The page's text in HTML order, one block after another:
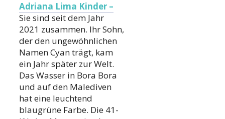
Adriana Lima Kinder –
Sie sind seit dem Jahr
2021 zusammen. Ihr Sohn,
der den ungewöhnlichen
Namen Cyan trägt, kam
ein Jahr später zur Welt.
Das Wasser in Bora Bora
und auf den Malediven
hat eine leuchtend
blaugrüne Farbe. Die 41-